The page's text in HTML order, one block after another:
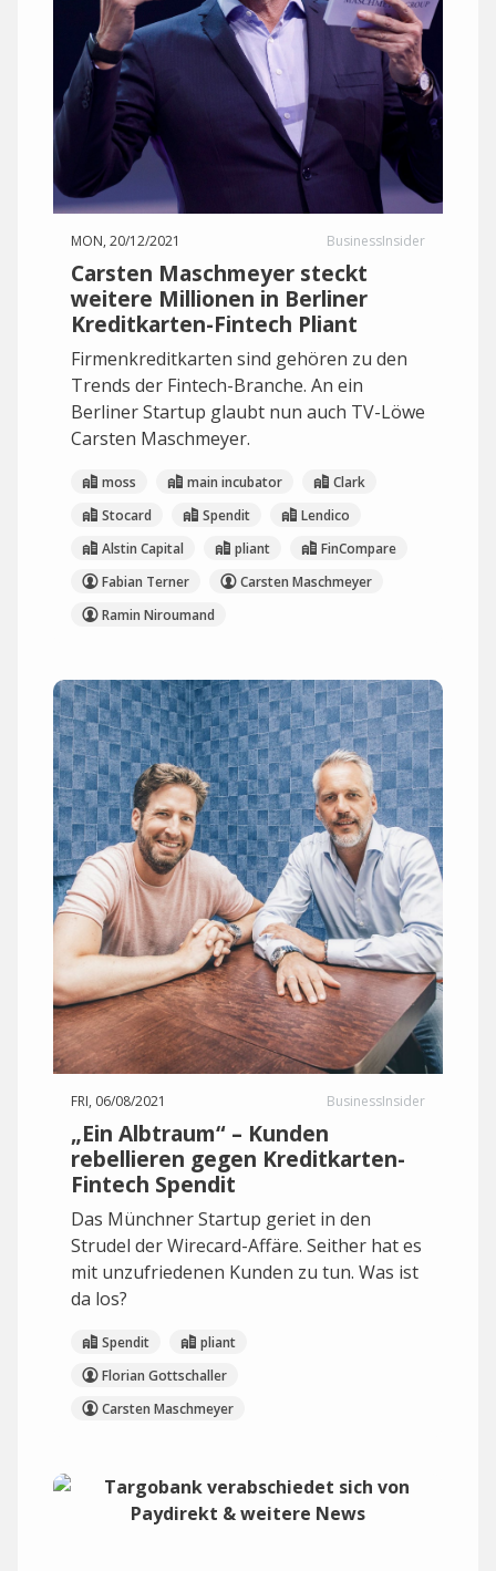
MON, 20/12/2021 BusinessInsider
Carsten Maschmeyer steckt
weitere Millionen in Berliner
Kreditkarten-Fintech Pliant
Firmenkreditkarten sind gehören zu den
Trends der Fintech-Branche. An ein
Berliner Startup glaubt nun auch TV-Löwe
Carsten Maschmeyer.
moss main incubator
Clark
Stocard
Spendit
Lendico
Alstin Capital
pliant
FinCompare
Fabian Terner
Carsten Maschmeyer
Ramin Niroumand
FRI, 06/08/2021 BusinessInsider
„Ein Albtraum“ – Kunden
rebellieren gegen Kreditkarten-
Fintech Spendit
Das Münchner Startup geriet in den
Strudel der Wirecard-Affäre. Seither hat es
mit unzufriedenen Kunden zu tun. Was ist
da los?
Spendit
pliant
Florian Gottschaller
Carsten Maschmeyer